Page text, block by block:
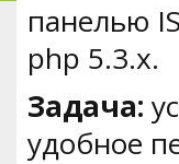
панелью
php 5.3.x.
Задача:
удобное